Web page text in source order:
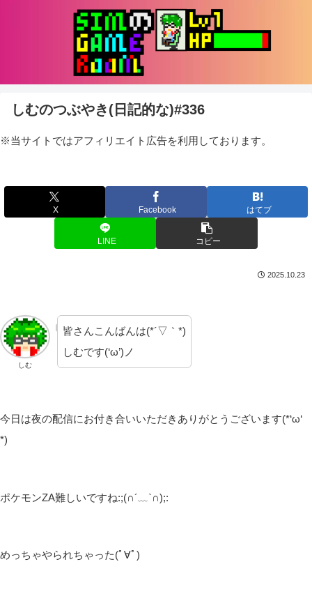
しむのつぶやき(日記的な)#336
※当サイトではアフィリエイト広告を利用しております。
X Facebook はてブ
LINE コピー
2025.10.23